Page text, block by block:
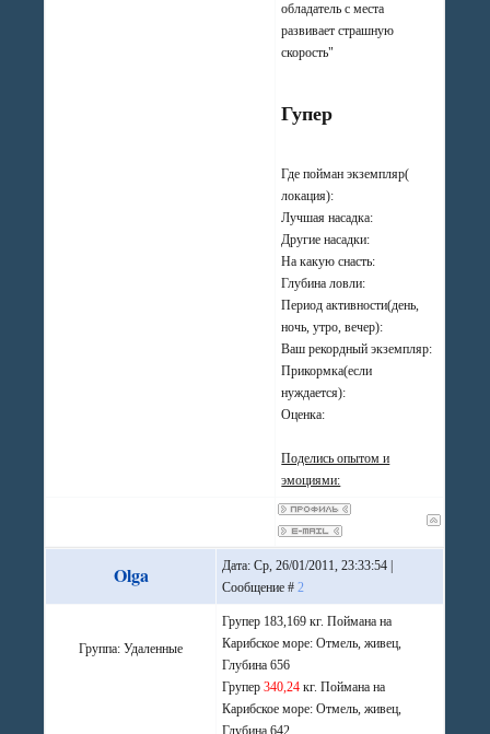
обладатель с места
развивает страшную
скорость"
Гупер
Где пойман экземпляр(
локация):
Лучшая насадка:
Другие насадки:
На какую снасть:
Глубина ловли:
Период активности(день,
ночь, утро, вечер):
Ваш рекордный экземпляр:
Прикормка(если
нуждается):
Оценка:
Поделись опытом и
эмоциями:
Olga
Дата: Ср, 26/01/2011, 23:33:54 |
Сообщение #2
Группа: Удаленные
Групер 183,169 кг. Поймана на
Карибское море: Отмель, живец,
Глубина 656
Групер340,24 кг. Поймана на
Карибское море: Отмель, живец,
Глубина 642